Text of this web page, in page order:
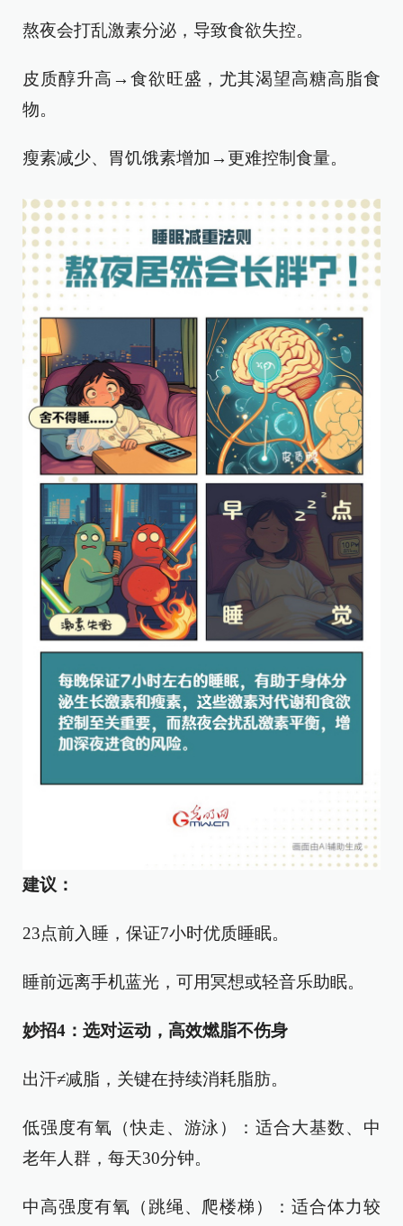
熬夜会打乱激素分泌，导致食欲失控。
皮质醇升高→食欲旺盛，尤其渴望高糖高脂食
物。
瘦素减少、胃饥饿素增加→更难控制食量。
建议：
23点前入睡，保证7小时优质睡眠。
睡前远离手机蓝光，可用冥想或轻音乐助眠。
妙招4：选对运动，高效燃脂不伤身
出汗≠减脂，关键在持续消耗脂肪。
低强度有氧（快走、游泳）：适合大基数、中
老年人群，每天30分钟。
中高强度有氧（跳绳、爬楼梯）：适合体力较